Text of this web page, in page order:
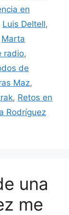
en
Luis Deltell,
Marta
radio,
de
Maz,
, Retos en
Rodríguez
una
me